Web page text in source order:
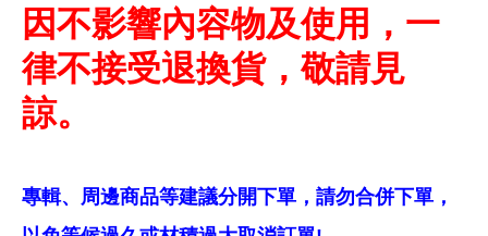
因不影響內容物及使用，一
律不接受退換貨，敬請見
諒。
專輯、周邊商品等建議分開下單，請勿合併下單，